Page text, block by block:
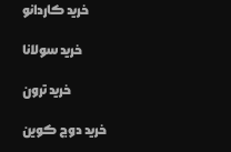
خرید کاردانو
خرید سولانا
خرید ترون
خرید دوج کوین